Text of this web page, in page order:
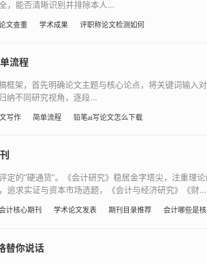
，能否清晰识别并排除本人...
文查重 学术成果 评职称论文检测如何
流程
框架，首先明确论文主题与核心论点，将关键词输入
纳不同研究视角，逐段...
写作 简单流程 铅笔ai写论文怎么下载
定的“硬通货”。《会计研究》稳居金字塔尖，注重理
追求实证与资本市场选题，《会计与经济研究》《财...
计核心期刊 学术论文发表 期刊目录推荐 会计哪些是
替你说话